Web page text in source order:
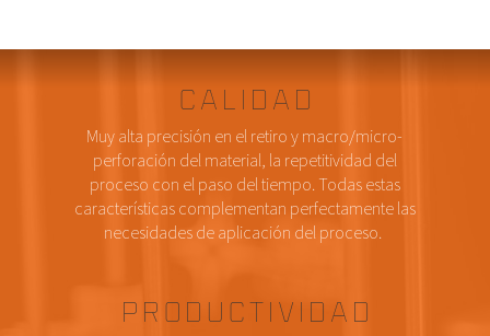
Calidad
Muy alta precisión en el retiro y macro/micro-
perforación del material, la repetitividad del
proceso con el paso del tiempo. Todas estas
características complementan perfectamente las
necesidades de aplicación del proceso.
Productividad